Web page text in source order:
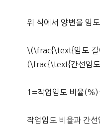
위 식에서 양변을 임
\(\frac{\text{임도
(\frac{\text{간선임
1=작업임도 비율
작업임도 비율과 간